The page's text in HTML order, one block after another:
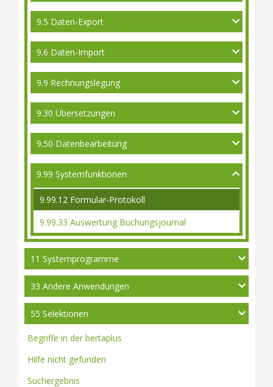
9.5 Daten-Export
9.6 Daten-Import
9.9 Rechnungslegung
9.30 Übersetzungen
9.50 Datenbearbeitung
9.99 Systemfunktionen
9.99.12 Formular-Protokoll
9.99.33 Auswertung Buchungsjournal
11 Systemprogramme
33 Andere Anwendungen
55 Selektionen
Begriffe in der bertaplus
Hilfe nicht gefunden
Suchergebnis